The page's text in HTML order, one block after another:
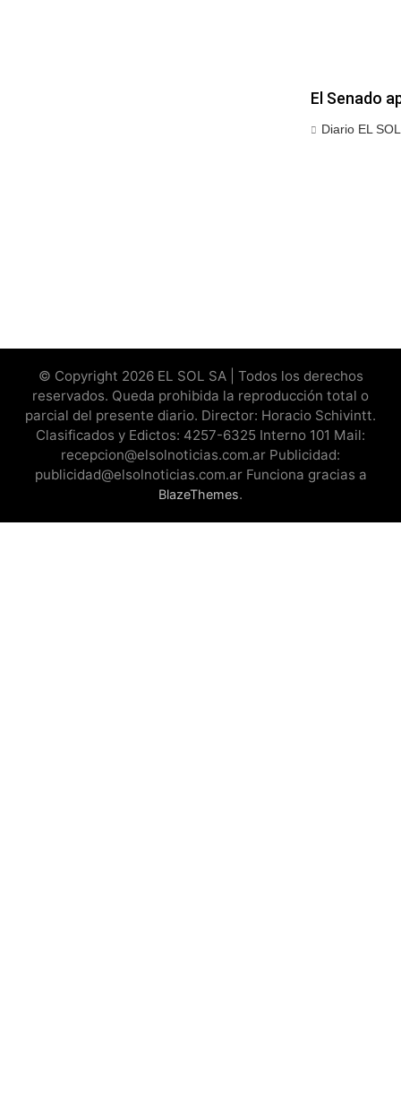
El Senado
Diario EL SOL
© Copyright 2026 EL SOL SA | Todos los derechos
reservados. Queda prohibida la reproducción total o
parcial del presente diario. Director: Horacio Schivintt.
Clasificados y Edictos: 4257-6325 Interno 101 Mail:
recepcion@elsolnoticias.com.ar Publicidad:
publicidad@elsolnoticias.com.ar Funciona gracias a
BlazeThemes.